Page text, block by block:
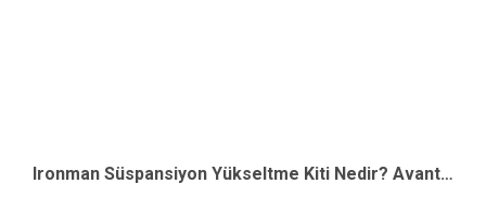
Ironman Süspansiyon Yükseltme Kiti Nedir? Avantajları, Dezavantajları ve Doğru Seçim Rehberi